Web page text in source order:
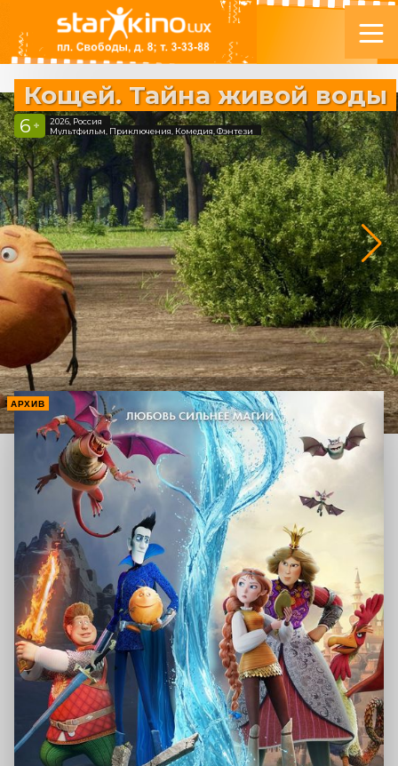
Кощей. Тайна живой воды
6 +
2026, Россия
Мультфильм, Приключения, Комедия, Фэнтези
АРХИВ